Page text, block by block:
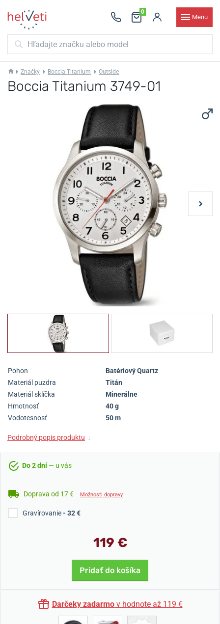
0
Menu
Značky Boccia Titanium Outside
Boccia Titanium 3749-01
Pohon
Batériový Quartz
Materiál puzdra
Titán
Materiál sklíčka
Minerálne
Hmotnosť
40 g
Vodotesnosť
50 m
Podrobný popis produktu ↓
Do 2 dní— u vás
Doprava od 17 € Možnosti dopravy
Gravírovanie- 32 €
119 €
Pridať do košíka
Darčeky zadarmov hodnote až 119 €